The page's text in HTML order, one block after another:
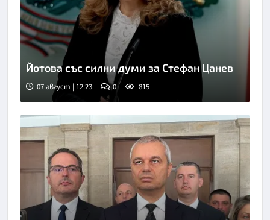
Йотова със силни думи за Стефан Цанев
07 август | 12:23 0 815